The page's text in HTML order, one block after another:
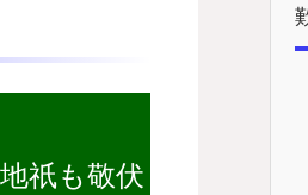
も敬伏し、 魔界・